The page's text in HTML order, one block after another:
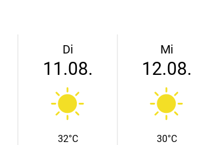
Di
11.08.
Mi
12.08.
32°C
30°C